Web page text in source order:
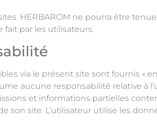
HERBAROM ne pourra être
fait par les utilisateurs.
via le présent site sont fournis « en
aucune responsabilité relative à
et informations partielles
site. L’utilisateur utilise les